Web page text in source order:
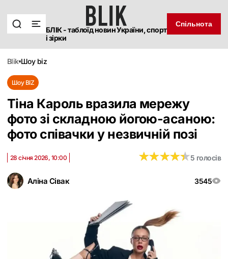
БЛІК - таблоїд новин України, спорт
і зірки
Спільнота
blik шоу biz
Шоу BIZ
Тіна Кароль вразила мережу
фото зі складною йогою-асаною:
фото співачки у незвичній позі
Аліна Сівак 3545
28 січня 2026, 10:00 ★★★★★
★★★★★5 голосів